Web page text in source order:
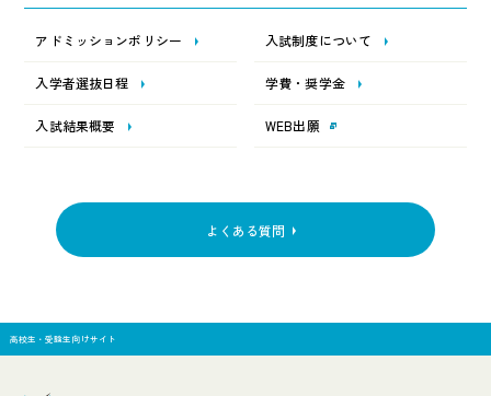
アドミッションポリシー 入試制度について
入学者選抜日程 学費・奨学金
入試結果概要 WEB出願
よくある質問
高校生・受験生向けサイト